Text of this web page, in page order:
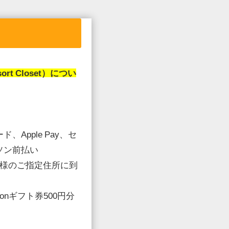
Closet） につい
、Apple Pay、セ
ン前払い
のご指定住所に到
ギフト券500円分